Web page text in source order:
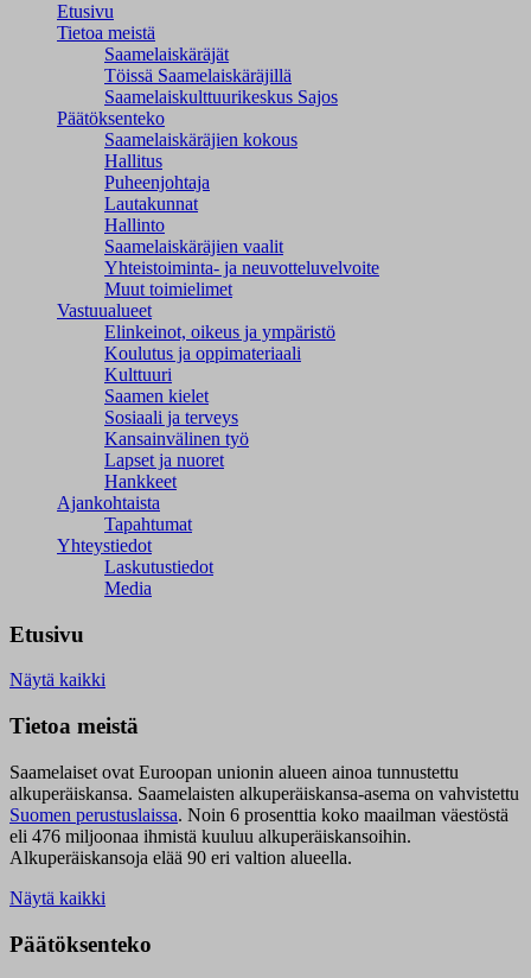
Etusivu
Tietoa meistä
Saamelaiskäräjät
Töissä Saamelaiskäräjillä
Saamelaiskulttuuri­keskus Sajos
Päätöksenteko
Saamelaiskäräjien kokous
Hallitus
Puheenjohtaja
Lautakunnat
Hallinto
Saamelaiskäräjien vaalit
Yhteistoiminta- ja neuvotteluvelvoite
Muut toimielimet
Vastuualueet
Elinkeinot, oikeus ja ympäristö
Koulutus ja oppimateriaali
Kulttuuri
Saamen kielet
Sosiaali ja terveys
Kansainvälinen työ
Lapset ja nuoret
Hankkeet
Ajankohtaista
Tapahtumat
Yhteystiedot
Laskutustiedot
Media
Etusivu
Näytä kaikki
Tietoa meistä
Saamelaiset ovat Euroopan unionin alueen ainoa tunnustettu
alkuperäiskansa. Saamelaisten alkuperäiskansa-asema on vahvistettu
Suomen perustuslaissa. Noin 6 prosenttia koko maailman väestöstä
eli 476 miljoonaa ihmistä kuuluu alkuperäiskansoihin.
Alkuperäiskansoja elää 90 eri valtion alueella.
Näytä kaikki
Päätöksenteko